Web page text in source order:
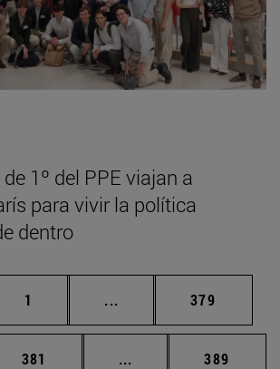
1º del PPE viajan a
para vivir la política
dentro
Página
1 ... Páginas intermedias
Página
379
Página
381 ... Páginas intermedias
Página
389